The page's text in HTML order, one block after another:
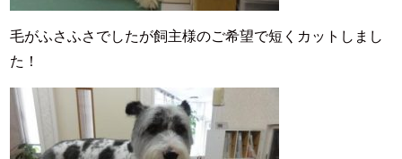
毛がふさふさでしたが飼主様のご希望で短くカットしまし
た！